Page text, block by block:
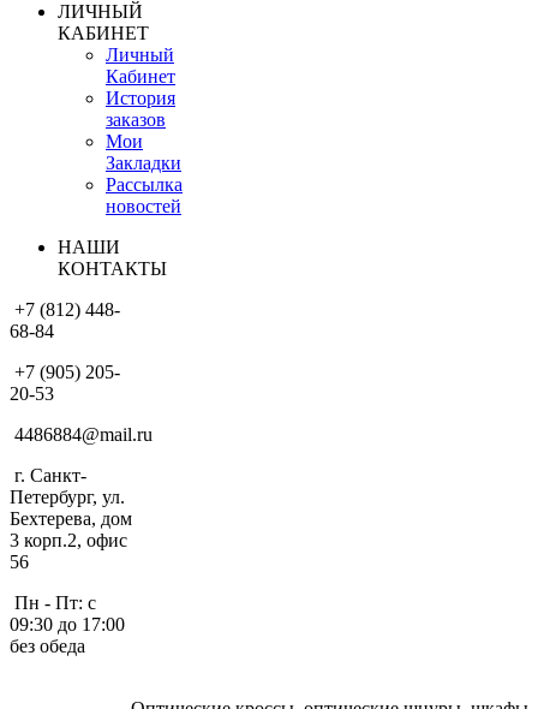
ЛИЧНЫЙ
КАБИНЕТ
Личный
Кабинет
История
заказов
Мои
Закладки
Рассылка
новостей
НАШИ
КОНТАКТЫ
+7 (812) 448-
68-84
+7 (905) 205-
20-53
4486884@mail.ru
г. Санкт-
Петербург, ул.
Бехтерева, дом
3 корп.2, офис
56
Пн - Пт: с
09:30 до 17:00
без обеда